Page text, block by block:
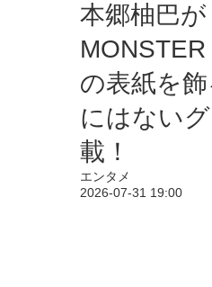
本郷柚巴が
MONSTER
の表紙を
にはない
載！
エンタメ
2026-07-31 19:00